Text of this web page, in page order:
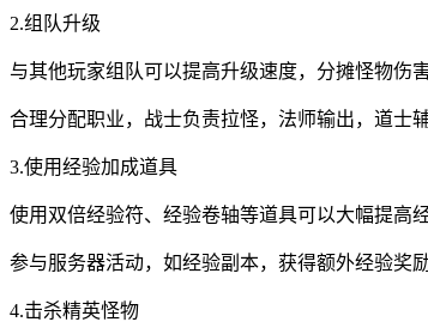
2.组队升级
与其他玩家组队可以提高升级速度，分摊怪物伤害
合理分配职业，战士负责拉怪，法师输出，道士辅
3.使用经验加成道具
使用双倍经验符、经验卷轴等道具可以大幅提高
参与服务器活动，如经验副本，获得额外经验奖励
4.击杀精英怪物